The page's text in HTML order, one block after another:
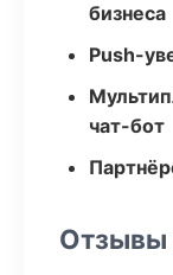
бизнеса
Push-
чат-бот
Отзывы